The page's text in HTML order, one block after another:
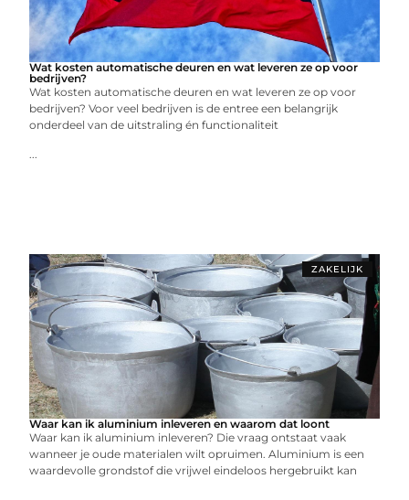
Wat kosten automatische deuren en wat leveren ze op voor
bedrijven?
Wat kosten automatische deuren en wat leveren ze op voor
bedrijven? Voor veel bedrijven is de entree een belangrijk
onderdeel van de uitstraling én functionaliteit
...
ZAKELIJK
Waar kan ik aluminium inleveren en waarom dat loont
Waar kan ik aluminium inleveren? Die vraag ontstaat vaak
wanneer je oude materialen wilt opruimen. Aluminium is een
waardevolle grondstof die vrijwel eindeloos hergebruikt kan